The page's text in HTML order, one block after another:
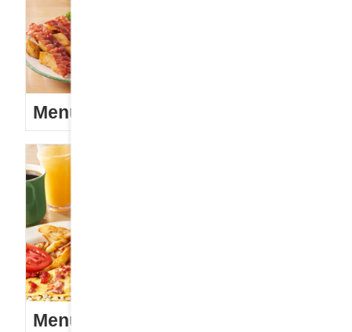
Menu enfants
Menu lève-tôt